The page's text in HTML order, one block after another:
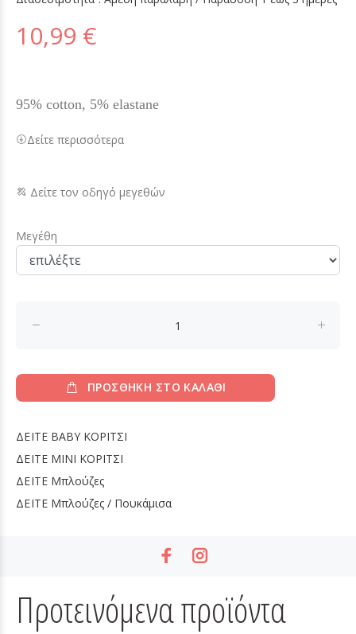
10,99 €
95% cotton, 5% elastane
Δείτε περισσότερα
Δείτε τον οδηγό μεγεθών
Μεγέθη
ΠΡΟΣΘΗΚΗ ΣΤΟ ΚΑΛΑΘΙ
ΔΕΙΤΕ BABY ΚΟΡΙΤΣΙ
ΔΕΙΤΕ MINI ΚΟΡΙΤΣΙ
ΔΕΙΤΕ Μπλούζες
ΔΕΙΤΕ Μπλούζες / Πουκάμισα
Προτεινόμενα προϊόντα